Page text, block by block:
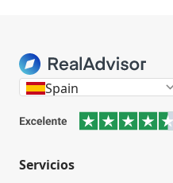
Spain
Servicios